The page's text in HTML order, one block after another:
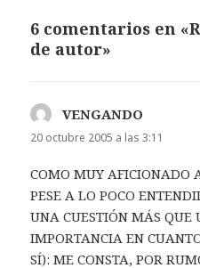
6 comentarios en
de autor»
VENGANDO
20 octubre 2005 a las 3:11
COMO MUY AFICIONADO
PESE A LO POCO
UNA CUESTIÓN MÁS QUE
IMPORTANCIA EN
SÍ): ME CONSTA, POR